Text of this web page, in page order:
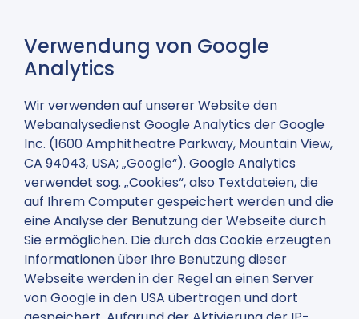
Verwendung von Google
Analytics
Wir verwenden auf unserer Website den
Webanalysedienst Google Analytics der Google
Inc. (1600 Amphitheatre Parkway, Mountain View,
CA 94043, USA; „Google“). Google Analytics
verwendet sog. „Cookies“, also Textdateien, die
auf Ihrem Computer gespeichert werden und die
eine Analyse der Benutzung der Webseite durch
Sie ermöglichen. Die durch das Cookie erzeugten
Informationen über Ihre Benutzung dieser
Webseite werden in der Regel an einen Server
von Google in den USA übertragen und dort